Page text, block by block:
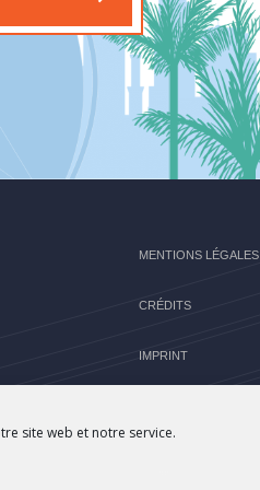
site web et notre service.
MENTIONS LÉGALES
CRÉDITS
IMPRINT